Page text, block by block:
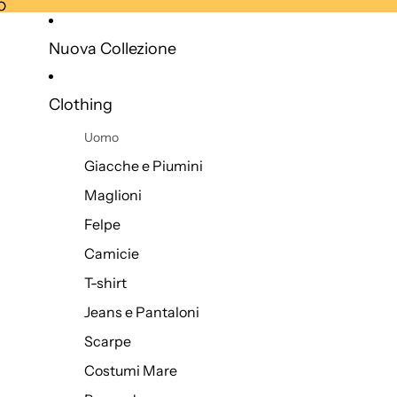
Nuova Collezione
Clothing
Uomo
Giacche e Piumini
Maglioni
Felpe
Camicie
T-shirt
Jeans e Pantaloni
Scarpe
Costumi Mare